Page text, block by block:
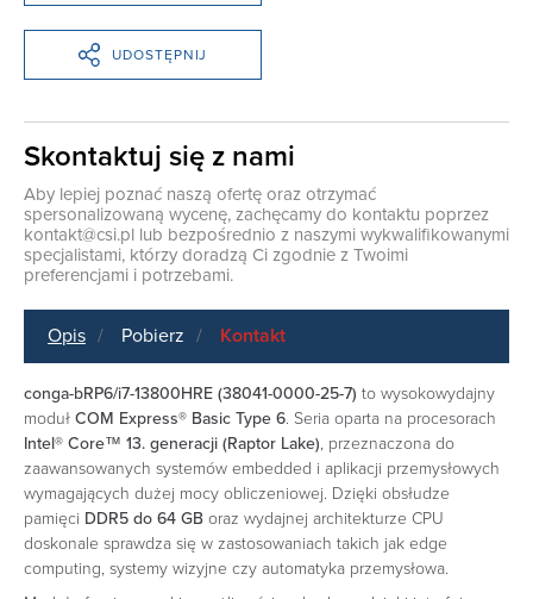
UDOSTĘPNIJ
Skontaktuj się z nami
Aby lepiej poznać naszą ofertę oraz otrzymać
spersonalizowaną wycenę, zachęcamy do kontaktu poprzez
kontakt@csi.pl lub bezpośrednio z naszymi wykwalifikowanymi
specjalistami, którzy doradzą Ci zgodnie z Twoimi
preferencjami i potrzebami.
Opis Pobierz Kontakt
conga-bRP6/i7-13800HRE (38041-0000-25-7) to wysokowydajny
moduł COM Express® Basic Type 6. Seria oparta na procesorach
Intel® Core™ 13. generacji (Raptor Lake), przeznaczona do
zaawansowanych systemów embedded i aplikacji przemysłowych
wymagających dużej mocy obliczeniowej. Dzięki obsłudze
pamięci DDR5 do 64 GB oraz wydajnej architekturze CPU
doskonale sprawdza się w zastosowaniach takich jak edge
computing, systemy wizyjne czy automatyka przemysłowa.